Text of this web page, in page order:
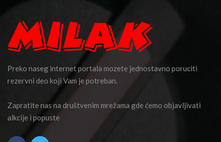
Preko naseg internet portala mozete jednostavno poruciti
rezervni deo koji Vam je potreban.
Zapratite nas na društvenim mrežama gde ćemo objavljivati
alkcije i popuste